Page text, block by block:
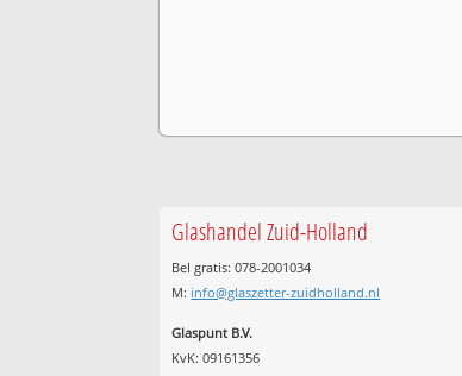
Glashandel Zuid-Holland
Bel gratis: 078-2001034
M: info@glaszetter-zuidholland.nl
Glaspunt B.V.
KvK: 09161356